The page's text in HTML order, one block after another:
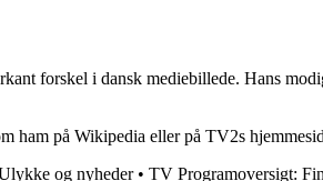
forskel i dansk mediebillede. Hans
ham på Wikipedia eller på TV2s
og nyheder• TV Programoversigt: